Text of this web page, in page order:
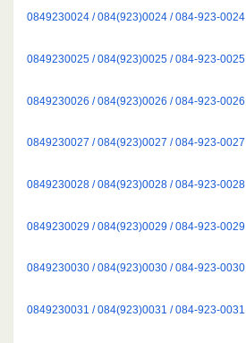
0849230024 / 084(923)0024 / 084-923-0024
0849230025 / 084(923)0025 / 084-923-0025
0849230026 / 084(923)0026 / 084-923-0026
0849230027 / 084(923)0027 / 084-923-0027
0849230028 / 084(923)0028 / 084-923-0028
0849230029 / 084(923)0029 / 084-923-0029
0849230030 / 084(923)0030 / 084-923-0030
0849230031 / 084(923)0031 / 084-923-0031